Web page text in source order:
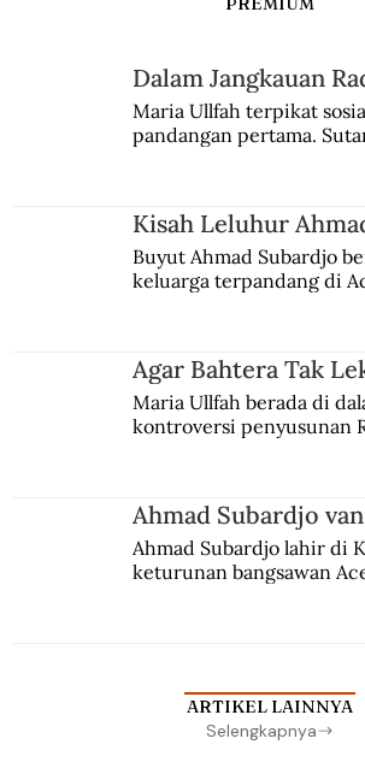
Saul, Raja Israel yang
Dalam Jangkauan
Maria Ullfah terpikat
pandangan pertama.
Kisah Leluhur
Buyut Ahmad Subardjo
keluarga terpandang di
Agar Bahtera Tak
Maria Ullfah berada di
kontroversi penyusunan
Ahmad Subardjo
Ahmad Subardjo lahir di
keturunan bangsawan
ARTIKEL LAINNYA
Selengkapnya